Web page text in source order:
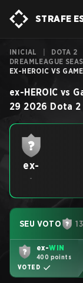
STRAFE
INICIAL DOTA 2
DREAMLEAGUE
EX-HEROIC VS
ex-HEROIC vs
29 2026 Dota 2
ex-
-
SEU VOTO
ex-WIN
400 points
VOTED